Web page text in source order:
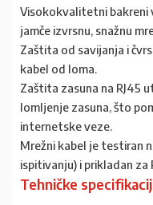
Visokokvalitetni bakreni
jamče izvrsnu, snažnu
Zaštita od savijanja i
kabel od loma.
Zaštita zasuna na RJ45
lomljenje zasuna, što
internetske veze.
Mrežni kabel je testiran
ispitivanju) i prikladan za
Tehničke